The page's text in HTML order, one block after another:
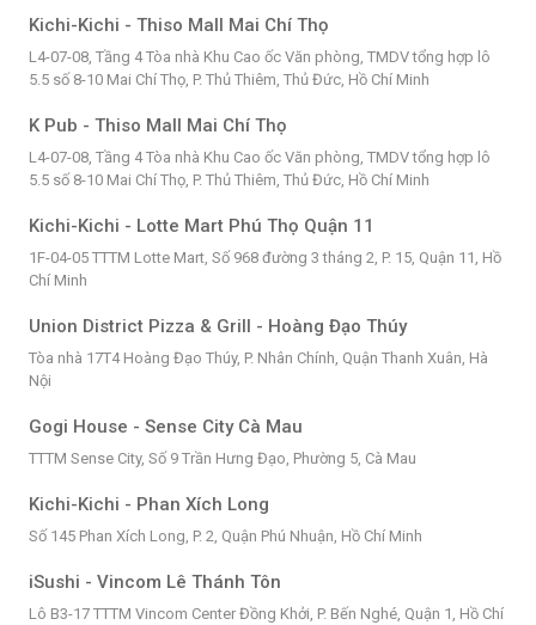
Kichi-Kichi - Thiso Mall Mai Chí Thọ
L4-07-08, Tầng 4 Tòa nhà Khu Cao ốc Văn phòng, TMDV tổng hợp lô
5.5 số 8-10 Mai Chí Thọ, P. Thủ Thiêm, Thủ Đức, Hồ Chí Minh
K Pub - Thiso Mall Mai Chí Thọ
L4-07-08, Tầng 4 Tòa nhà Khu Cao ốc Văn phòng, TMDV tổng hợp lô
5.5 số 8-10 Mai Chí Thọ, P. Thủ Thiêm, Thủ Đức, Hồ Chí Minh
Kichi-Kichi - Lotte Mart Phú Thọ Quận 11
1F-04-05 TTTM Lotte Mart, Số 968 đường 3 tháng 2, P. 15, Quận 11, Hồ
Chí Minh
Union District Pizza & Grill - Hoàng Đạo Thúy
Tòa nhà 17T4 Hoàng Đạo Thúy, P. Nhân Chính, Quận Thanh Xuân, Hà
Nội
Gogi House - Sense City Cà Mau
TTTM Sense City, Số 9 Trần Hưng Đạo, Phường 5, Cà Mau
Kichi-Kichi - Phan Xích Long
Số 145 Phan Xích Long, P. 2, Quận Phú Nhuận, Hồ Chí Minh
iSushi - Vincom Lê Thánh Tôn
Lô B3-17 TTTM Vincom Center Đồng Khởi, P. Bến Nghé, Quận 1, Hồ Chí